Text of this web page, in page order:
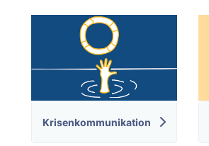
Krisenkommunikation